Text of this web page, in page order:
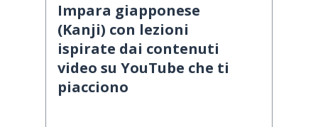
Impara giapponese
(Kanji) con lezioni
ispirate dai contenuti
video su YouTube che ti
piacciono